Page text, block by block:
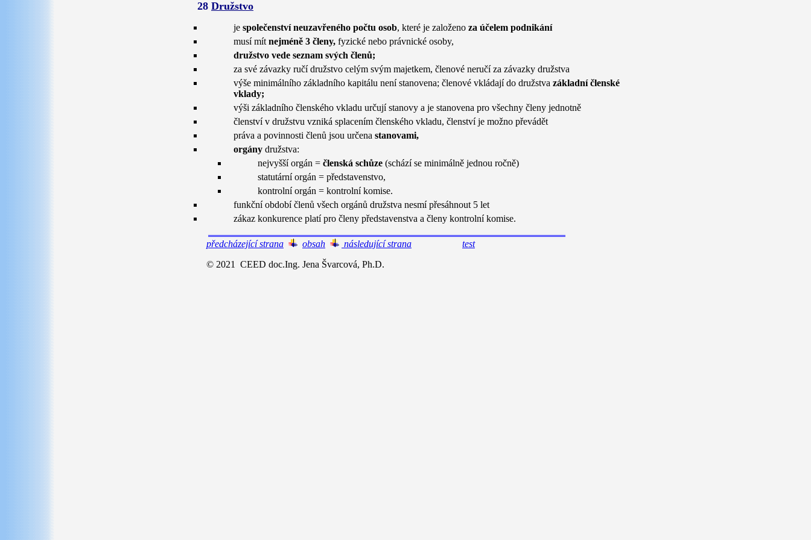
28 Družstvo
je společenství neuzavřeného počtu osob, které je založeno za účelem podnikání
musí mít nejméně 3 členy, fyzické nebo právnické osoby,
družstvo vede seznam svých členů;
za své závazky ručí družstvo celým svým majetkem, členové neručí za závazky družstva
výše minimálního základního kapitálu není stanovena; členové vkládají do družstva základní členské
vklady;
výši základního členského vkladu určují stanovy a je stanovena pro všechny členy jednotně
členství v družstvu vzniká splacením členského vkladu, členství je možno převádět
práva a povinnosti členů jsou určena stanovami,
orgány družstva:
nejvyšší orgán = členská schůze (schází se minimálně jednou ročně)
statutární orgán = představenstvo,
kontrolní orgán = kontrolní komise.
funkční období členů všech orgánů družstva nesmí přesáhnout 5 let
zákaz konkurence platí pro členy představenstva a členy kontrolní komise.
předcházející strana obsah následující strana
test
© 2021 CEED doc.Ing. Jena Švarcová, Ph.D.